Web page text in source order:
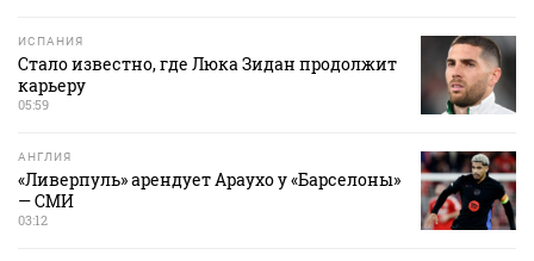
ИСПАНИЯ
Стало известно, где Люка Зидан продолжит
карьеру
05:59
АНГЛИЯ
«Ливерпуль» арендует Араухо у «Барселоны»
— СМИ
03:12